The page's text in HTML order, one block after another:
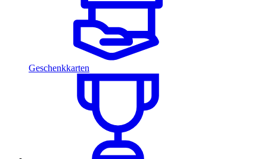
Geschenkkarten